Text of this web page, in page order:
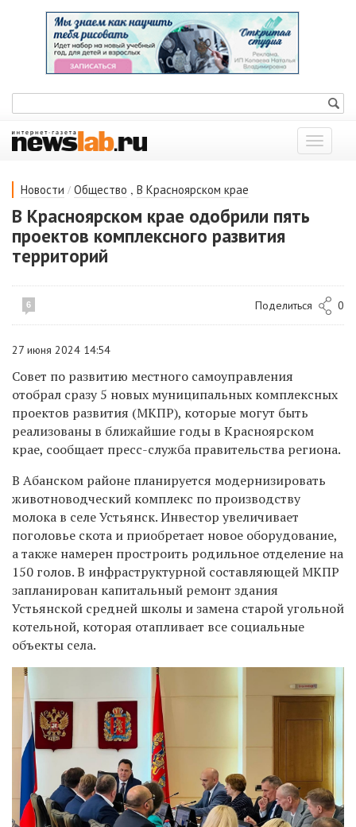
Показать
меню
Новости / Общество , В Красноярском крае
В Красноярском крае одобрили пять
проектов комплексного развития
территорий
6 Поделиться 0
27 июня 2024 14:54
Совет по развитию местного самоуправления
отобрал сразу 5 новых муниципальных комплексных
проектов развития (МКПР), которые могут быть
реализованы в ближайшие годы в Красноярском
крае, сообщает пресс-служба правительства региона.
В Абанском районе планируется модернизировать
животноводческий комплекс по производству
молока в селе Устьянск. Инвестор увеличивает
поголовье скота и приобретает новое оборудование,
а также намерен простроить родильное отделение на
150 голов. В инфраструктурной составляющей МКПР
запланирован капитальный ремонт здания
Устьянской средней школы и замена старой угольной
котельной, которая отапливает все социальные
объекты села.